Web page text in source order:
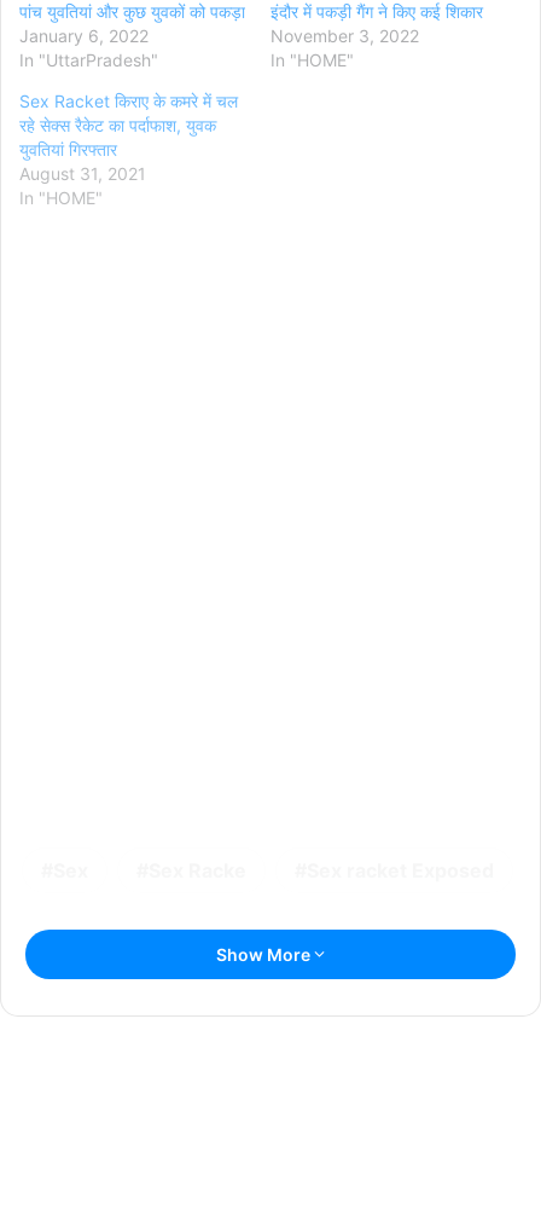
पांच युवतियां और कुछ युवकों को पकड़ा
January 6, 2022
In "UttarPradesh"
इंदौर में पकड़ी गैंग ने किए कई शिकार
November 3, 2022
In "HOME"
Sex Racket किराए के कमरे में चल
रहे सेक्स रैकेट का पर्दाफाश, युवक
युवतियां गिरफ्तार
August 31, 2021
In "HOME"
Show More